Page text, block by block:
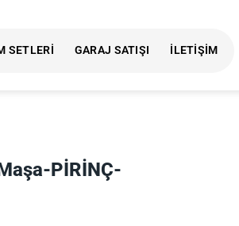
SETLERI GARAJ SATIŞI İLETIŞIM
PİRİNÇ-